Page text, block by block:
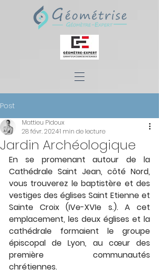
Post
Jardin Archéologique
Mattieu Pidoux
28 févr. 20241 min de lecture
En se promenant autour de la
Cathédrale Saint Jean, côté Nord,
vous trouverez le baptistère et des
vestiges des églises Saint Etienne et
Sainte Croix (IVe-XVIe s.). A cet
emplacement, les deux églises et la
cathédrale formaient le groupe
épiscopal de Lyon, au cœur des
première communautés
chrétiennes.